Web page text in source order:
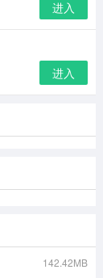
进入
进入
142.42MB